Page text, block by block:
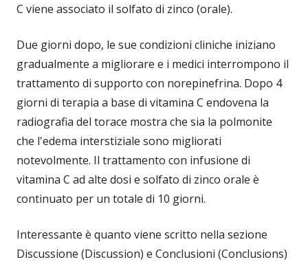
C viene associato il solfato di zinco (orale).
Due giorni dopo, le sue condizioni cliniche iniziano
gradualmente a migliorare e i medici interrompono il
trattamento di supporto con norepinefrina. Dopo 4
giorni di terapia a base di vitamina C endovena la
radiografia del torace mostra che sia la polmonite
che l'edema interstiziale sono migliorati
notevolmente. Il trattamento con infusione di
vitamina C ad alte dosi e solfato di zinco orale è
continuato per un totale di 10 giorni.
Interessante è quanto viene scritto nella sezione
Discussione (Discussion) e Conclusioni (Conclusions)